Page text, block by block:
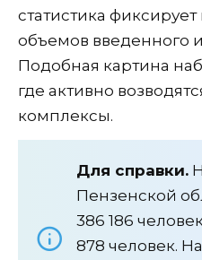
статистика
объемов введенного
Подобная картина
где активно
комплексы.
Для справки.
Пензенской
386 186
878 человек.